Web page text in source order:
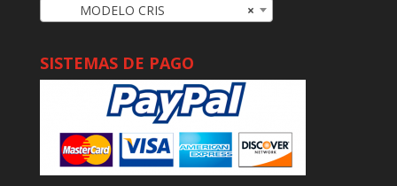
×
MODELO CRIS
SISTEMAS DE PAGO